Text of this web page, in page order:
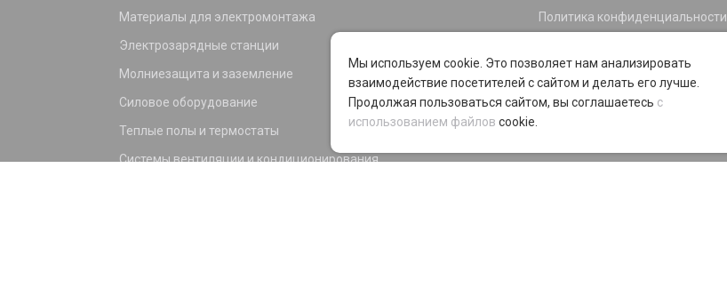
Материалы для электромонтажа
Электрозарядные станции
Молниезащита и заземление
Силовое оборудование
Теплые полы и термостаты
Системы вентиляции и кондиционирования
Политика конфиденциальности
Программа лояльности
Мы используем cookie. Это позволяет нам анализировать
взаимодействие посетителей с сайтом и делать его лучше.
Продолжая пользоваться сайтом, вы соглашаетесь с
использованием файлов cookie.